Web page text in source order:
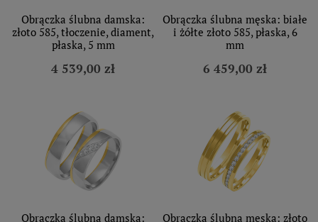
Obrączka ślubna damska:
złoto 585, tłoczenie, diament,
płaska, 5 mm
4 539,00 zł
Obrączka ślubna męska: białe
i żółte złoto 585, płaska, 6
mm
6 459,00 zł
Obrączka ślubna damska:
Obrączka ślubna męska: złoto